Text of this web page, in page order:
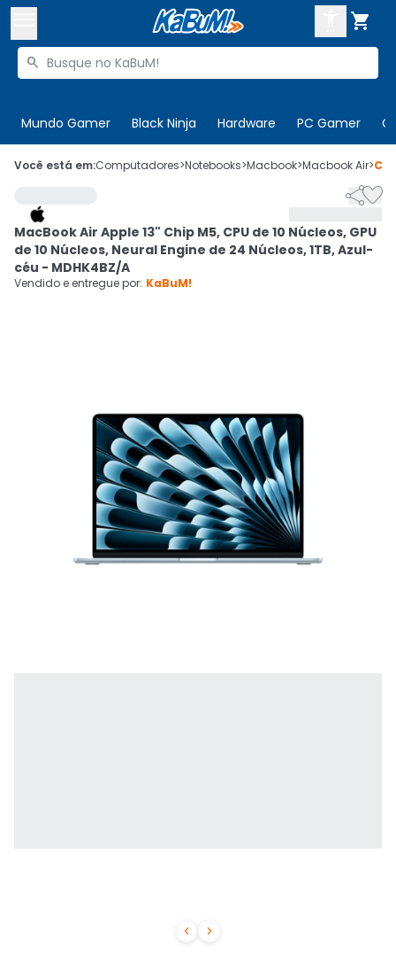

Buscar produtos

Mundo Gamer Black Ninja Hardware PC Gamer
 Olá. Acesse sua conta

Cupons
Mais Vendidos
CADASTRE-SE
Você está em:Computadores>Notebooks>Macbook>Macbook Air>
 

MacBook Air Apple 13" Chip M5, CPU de 10 Núcleos, GPU
de 10 Núcleos, Neural Engine de 24 Núcleos, 1TB, Azul-
céu - MDHK4BZ/A
Vendido e entregue por: KaBuM!